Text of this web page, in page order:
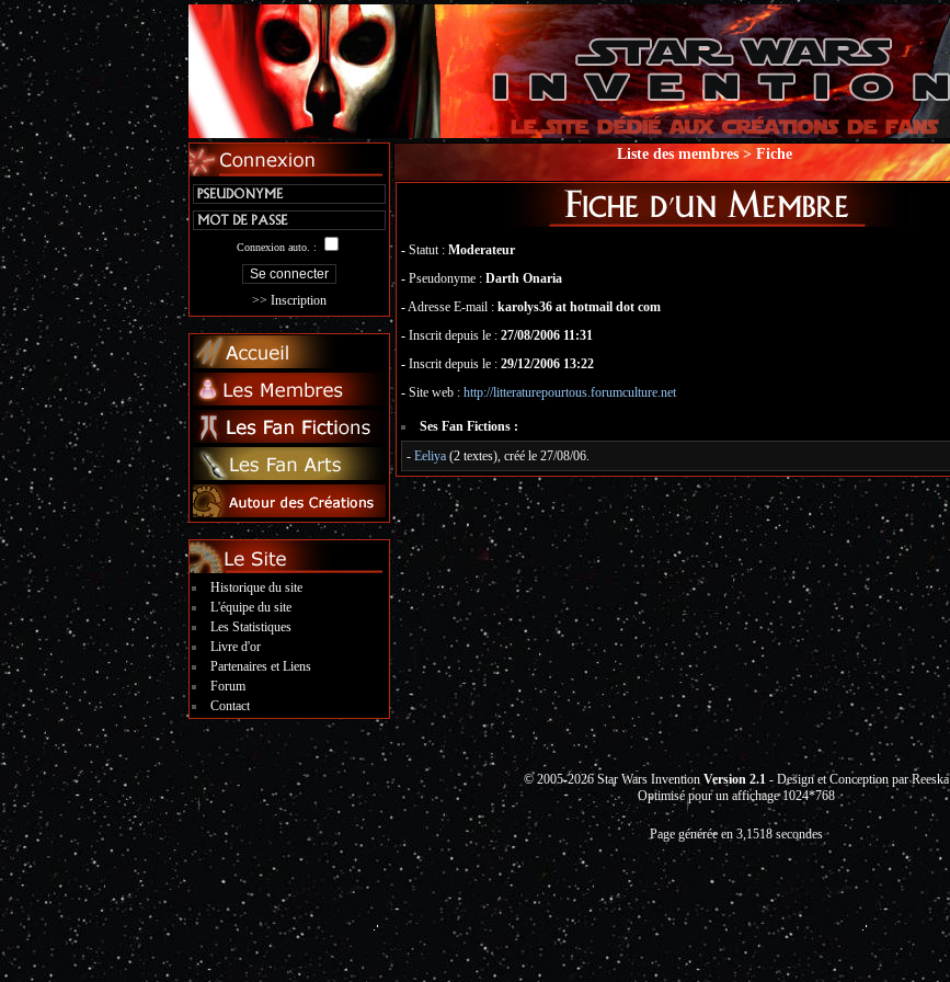
Connexion auto. :
>> Inscription
Historique du site
L'équipe du site
Les Statistiques
Livre d'or
Partenaires et Liens
Forum
Contact
Liste des membres> Fiche
-Statut : Moderateur
-Pseudonyme : Darth Onaria
-Adresse E-mail : karolys36 at hotmail dot com
-Inscrit depuis le : 27/08/2006 11:31
-Inscrit depuis le : 29/12/2006 13:22
-Site web : http://litteraturepourtous.forumculture.net
Ses Fan Fictions :
- Eeliya(2 textes), créé le 27/08/06.
© 2005-2026 Star Wars Invention Version 2.1 - Design et Conception par Reeska
Optimisé pour un affichage 1024*768
Page générée en 3,1518 secondes